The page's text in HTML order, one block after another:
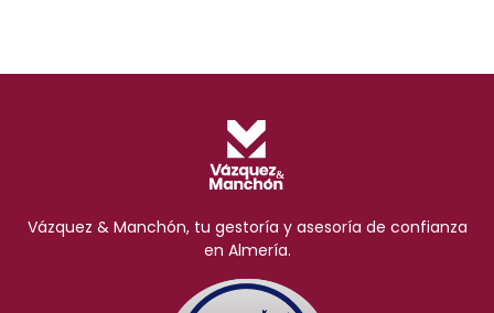
Vázquez & Manchón, tu gestoría y asesoría de confianza
en Almería.